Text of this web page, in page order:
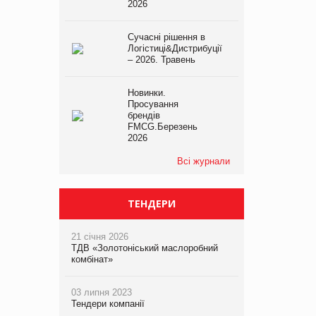
2026
Сучасні рішення в
Логістиці&Дистрибуції
– 2026. Травень
Новинки.
Просування
брендів
FMCG.Березень
2026
Всі журнали
ТЕНДЕРИ
21 січня 2026
ТДВ «Золотоніський маслоробний
комбінат»
03 липня 2023
Тендери компанії